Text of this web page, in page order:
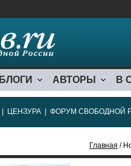
БЛОГИ АВТОРЫ В
ЦЕНЗУРА ФОРУМ СВОБОДНОЙ
Главная /